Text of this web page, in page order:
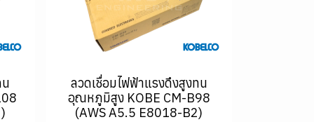
ลวดเชื่อมไฟฟ้าแรงดึงสูงทน
อุณหภูมิสูง KOBE CM-B98
(AWS A5.5 E8018-B2)